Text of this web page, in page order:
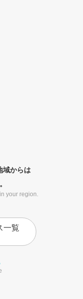
域からは
your region.
一覧